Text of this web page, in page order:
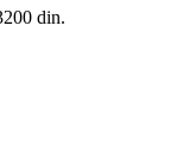
din.